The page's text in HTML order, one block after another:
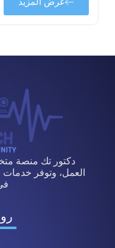
دكتور تك منصة
العمل، وتوفر